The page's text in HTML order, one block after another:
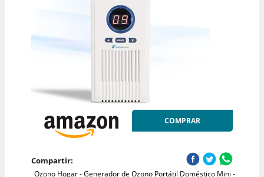
COMPRAR
Compartir:
Ozono Hogar - Generador de Ozono Portátil Doméstico Mini -